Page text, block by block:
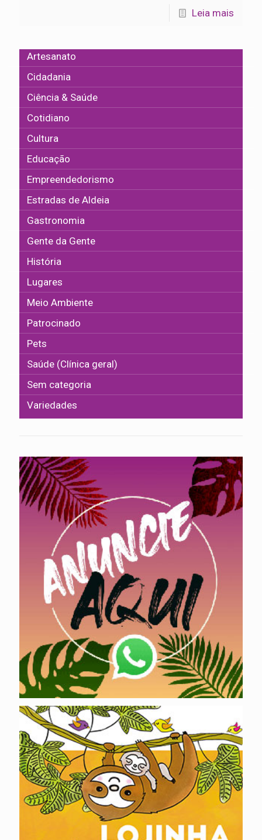
Leia mais
Artesanato
Cidadania
Ciência & Saúde
Cotidiano
Cultura
Educação
Empreendedorismo
Estradas de Aldeia
Gastronomia
Gente da Gente
História
Lugares
Meio Ambiente
Patrocinado
Pets
Saúde (Clínica geral)
Sem categoria
Variedades